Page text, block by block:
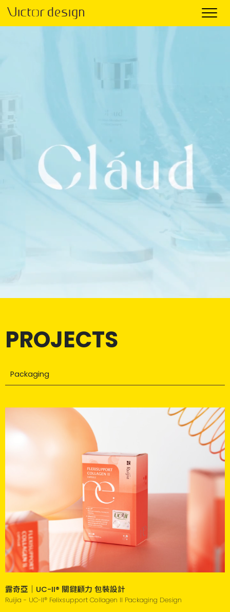
PROJECTS
Packaging
露奇亞｜UC-II® 關鍵顧力 包裝設計
Ruijia - UC-II® Felixsupport Collagen II Packaging Design